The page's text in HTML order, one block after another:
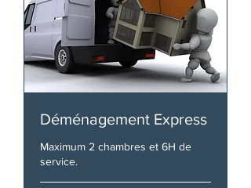
Déménagement Express
Maximum 2 chambres et 6H de
service.